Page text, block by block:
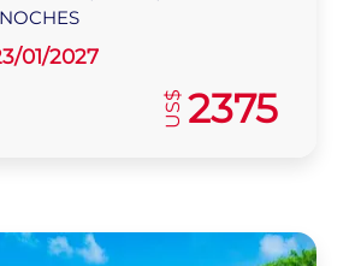
01/2027
US$2375